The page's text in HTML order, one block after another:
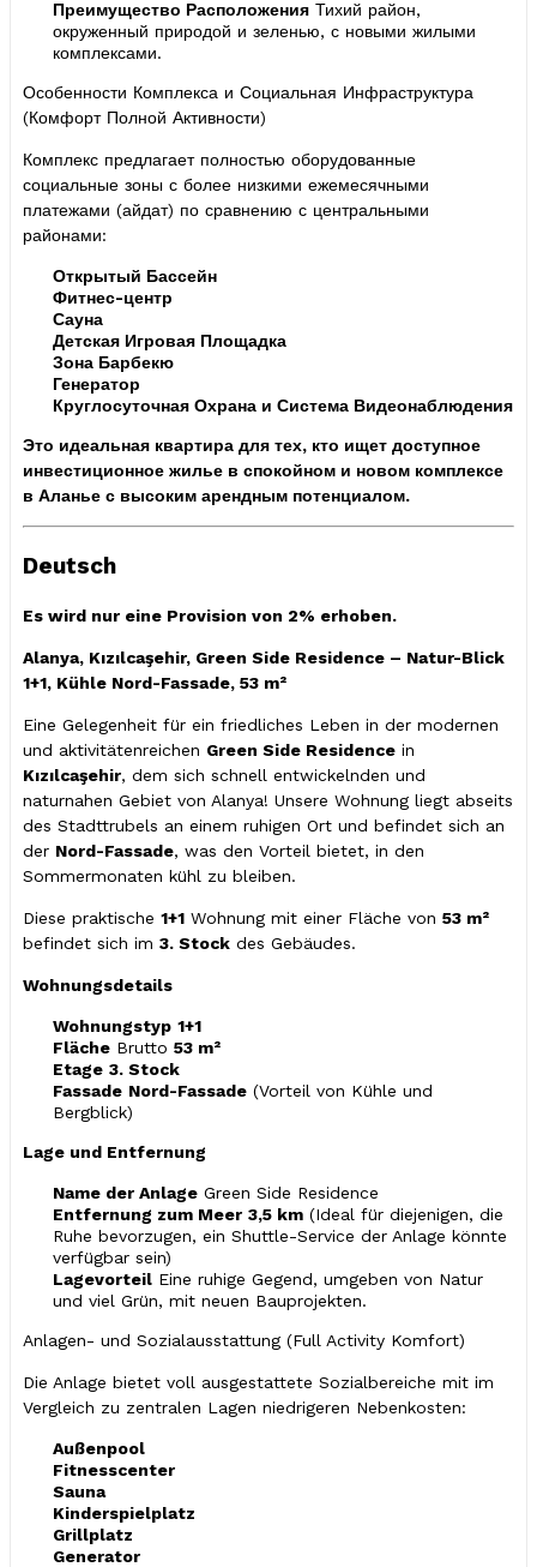
Преимущество Расположения Тихий район,
окруженный природой и зеленью, с новыми жилыми
комплексами.
Особенности Комплекса и Социальная Инфраструктура
(Комфорт Полной Активности)
Комплекс предлагает полностью оборудованные
социальные зоны с более низкими ежемесячными
платежами (айдат) по сравнению с центральными
районами:
Открытый Бассейн
Фитнес-центр
Сауна
Детская Игровая Площадка
Зона Барбекю
Генератор
Круглосуточная Охрана и Система Видеонаблюдения
Это идеальная квартира для тех, кто ищет доступное
инвестиционное жилье в спокойном и новом комплексе
в Аланье с высоким арендным потенциалом.
Deutsch
Es wird nur eine Provision von 2% erhoben.
Alanya, Kızılcaşehir, Green Side Residence – Natur-Blick
1+1, Kühle Nord-Fassade, 53 m²
Eine Gelegenheit für ein friedliches Leben in der modernen
und aktivitätenreichen Green Side Residence in
Kızılcaşehir, dem sich schnell entwickelnden und
naturnahen Gebiet von Alanya! Unsere Wohnung liegt abseits
des Stadttrubels an einem ruhigen Ort und befindet sich an
der Nord-Fassade, was den Vorteil bietet, in den
Sommermonaten kühl zu bleiben.
Diese praktische 1+1 Wohnung mit einer Fläche von 53 m²
befindet sich im 3. Stock des Gebäudes.
Wohnungsdetails
Wohnungstyp 1+1
Fläche Brutto 53 m²
Etage 3. Stock
Fassade Nord-Fassade (Vorteil von Kühle und
Bergblick)
Lage und Entfernung
Name der Anlage Green Side Residence
Entfernung zum Meer 3,5 km (Ideal für diejenigen, die
Ruhe bevorzugen, ein Shuttle-Service der Anlage könnte
verfügbar sein)
Lagevorteil Eine ruhige Gegend, umgeben von Natur
und viel Grün, mit neuen Bauprojekten.
Anlagen- und Sozialausstattung (Full Activity Komfort)
Die Anlage bietet voll ausgestattete Sozialbereiche mit im
Vergleich zu zentralen Lagen niedrigeren Nebenkosten:
Außenpool
Fitnesscenter
Sauna
Kinderspielplatz
Grillplatz
Generator